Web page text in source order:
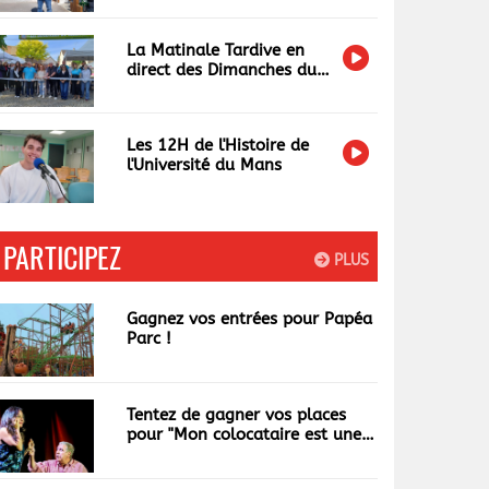
La Matinale Tardive en
direct des Dimanches du
Les 12H de l'Histoire de
l'Université du Mans
PLUS
PARTICIPEZ
Gagnez vos entrées pour Papéa
Parc !
Tentez de gagner vos places
pour "Mon colocataire est une